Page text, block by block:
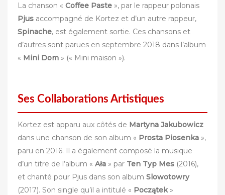
La chanson « Coffee Paste », par le rappeur polonais
Pjus accompagné de Kortez et d’un autre rappeur,
Spinache, est également sortie. Ces chansons et
d’autres sont parues en septembre 2018 dans l’album
« Mini Dom » (« Mini maison »).
Ses Collaborations Artistiques
Kortez est apparu aux côtés de Martyna Jakubowicz
dans une chanson de son album « Prosta Piosenka »,
paru en 2016. Il a également composé la musique
d’un titre de l’album « Ała » par Ten Typ Mes (2016),
et chanté pour Pjus dans son album Slowotowry
(2017). Son single qu’il a intitulé « Początek»